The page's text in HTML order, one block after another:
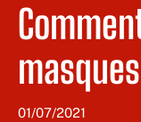
01/07/2021